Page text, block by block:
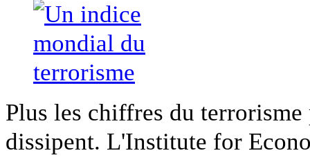
Plus les chiffres du
dissipent. L'Institute for